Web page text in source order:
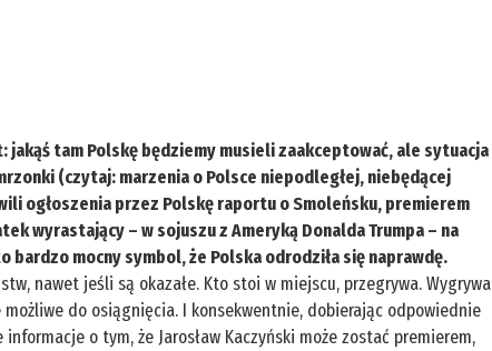
tam Polskę będziemy musieli zaakceptować, ale sytuacja
(czytaj: marzenia o Polsce niepodległej, niebędącej
ogłoszenia przez Polskę raportu o Smoleńsku, premierem
wyrastający – w sojuszu z Ameryką Donalda Trumpa – na
mocny symbol, że Polska odrodziła się naprawdę.
nawet jeśli są okazałe. Kto stoi w miejscu, przegrywa. Wygrywa
do osiągnięcia. I konsekwentnie, dobierając odpowiednie
o tym, że Jarosław Kaczyński może zostać premierem,